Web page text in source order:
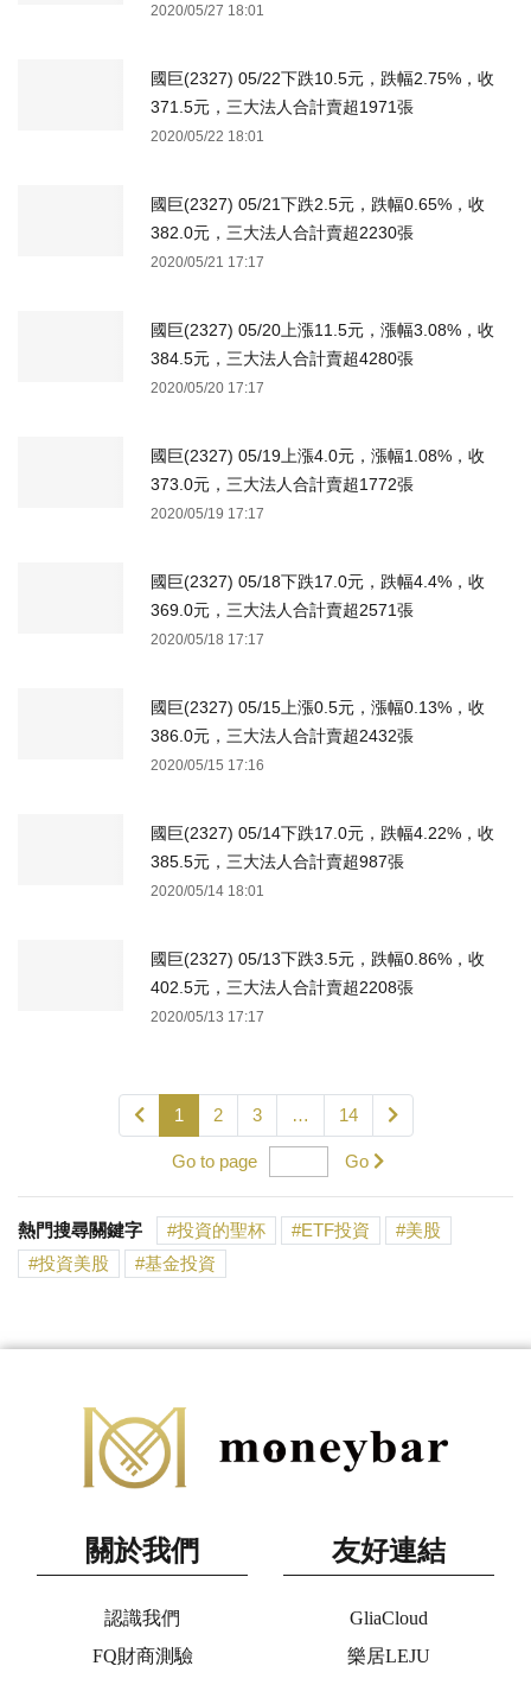
2020/05/27 18:01
國巨(2327) 05/22下跌10.5元，跌幅2.75%，收
371.5元，三大法人合計賣超1971張
2020/05/22 18:01
國巨(2327) 05/21下跌2.5元，跌幅0.65%，收
382.0元，三大法人合計賣超2230張
2020/05/21 17:17
國巨(2327) 05/20上漲11.5元，漲幅3.08%，收
384.5元，三大法人合計賣超4280張
2020/05/20 17:17
國巨(2327) 05/19上漲4.0元，漲幅1.08%，收
373.0元，三大法人合計賣超1772張
2020/05/19 17:17
國巨(2327) 05/18下跌17.0元，跌幅4.4%，收
369.0元，三大法人合計賣超2571張
2020/05/18 17:17
國巨(2327) 05/15上漲0.5元，漲幅0.13%，收
386.0元，三大法人合計賣超2432張
2020/05/15 17:16
國巨(2327) 05/14下跌17.0元，跌幅4.22%，收
385.5元，三大法人合計賣超987張
2020/05/14 18:01
國巨(2327) 05/13下跌3.5元，跌幅0.86%，收
402.5元，三大法人合計賣超2208張
2020/05/13 17:17
1 2 3 … 14
Go to page Go
熱門搜尋關鍵字 投資的聖杯 ETF投資
美股
投資美股
基金投資
關於我們
認識我們
FQ財商測驗
友好連結
GliaCloud
樂居LEJU